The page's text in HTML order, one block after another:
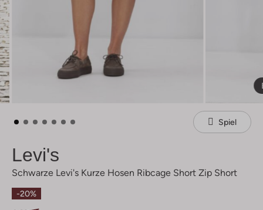
Spiel
Levi's
Schwarze Levi's Kurze Hosen Ribcage Short Zip Short
-20%